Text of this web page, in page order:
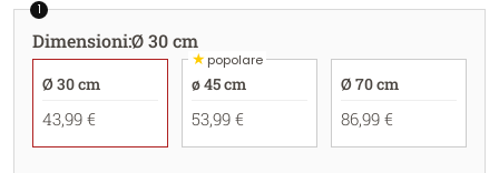
1
Dimensioni:Ø 30 cm
Ø 30 cm
43,99 €
★popolare
ø 45 cm
53,99 €
Ø 70 cm
86,99 €